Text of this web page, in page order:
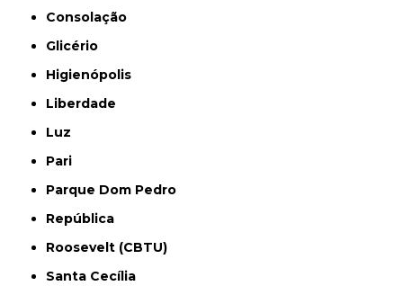
Consolação
Glicério
Higienópolis
Liberdade
Luz
Pari
Parque Dom Pedro
República
Roosevelt (CBTU)
Santa Cecília